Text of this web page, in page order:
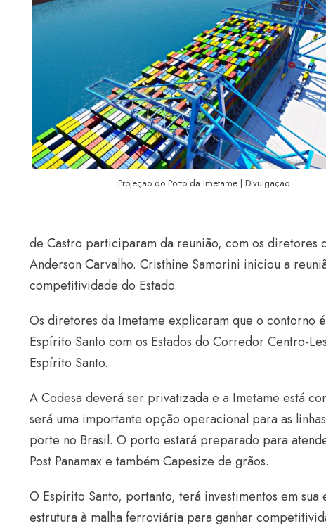
Projeção do Porto da Imetame | Divulgação
de Castro participaram da reunião, com os diretores
Anderson Carvalho. Cristhine Samorini iniciou a
competitividade do Estado.
Os diretores da Imetame explicaram que o contorno
Espírito Santo com os Estados do Corredor Centro-
Espírito Santo.
A Codesa deverá ser privatizada e a Imetame está
será uma importante opção operacional para as
porte no Brasil. O porto estará preparado para
Post Panamax e também Capesize de grãos.
O Espírito Santo, portanto, terá investimentos em
estrutura à malha ferroviária para ganhar